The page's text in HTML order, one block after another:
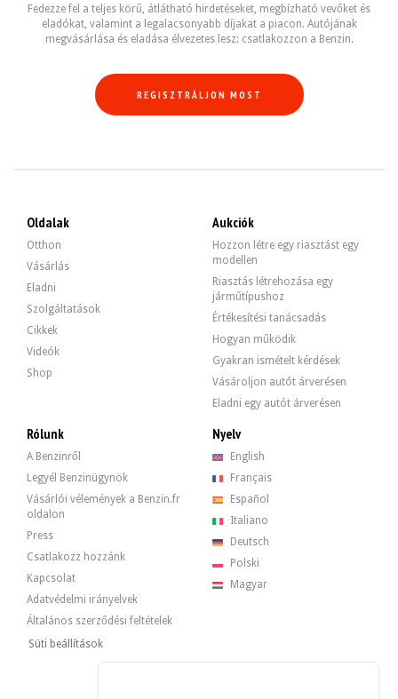
Fiche technique
280 ch
Alpina e36 — Eladva
Alpina B6 2.8 Touring n°069 - 1997
23 000 €
Alpina B6 2.8 Touring n°069 - 1997
Alpina B6 2.8 Touring n°53 - 1997
Alpina B3 3.2 Cabriolet - 1997
Alpina B3 3.0 Edition 30 - 1995
Alpina B6 (e36) 2.8 coupé N°01/50 - 1992
Fedezze fel a teljes körű, átlátható hirdetéseket, megbízható vevőket és
eladókat, valamint a legalacsonyabb díjakat a piacon. Autójának
megvásárlása és eladása élvezetes lesz: csatlakozzon a Benzin.
REGISZTRÁLJON MOST
Oldalak
Otthon
Vásárlás
Eladni
Szolgáltatások
Cikkek
Videók
Shop
Aukciók
Hozzon létre egy riasztást egy
modellen
Riasztás létrehozása egy
járműtípushoz
Értékesítési tanácsadás
Hogyan működik
Gyakran ismételt kérdések
Vásároljon autót árverésen
Eladni egy autót árverésen
Rólunk
A Benzinről
Legyél Benzinügynök
Vásárlói vélemények a Benzin.fr
oldalon
Press
Csatlakozz hozzánk
Kapcsolat
Adatvédelmi irányelvek
Általános szerződési feltételek
Süti beállítások
Nyelv
English
Français
Español
Italiano
Deutsch
Polski
Magyar